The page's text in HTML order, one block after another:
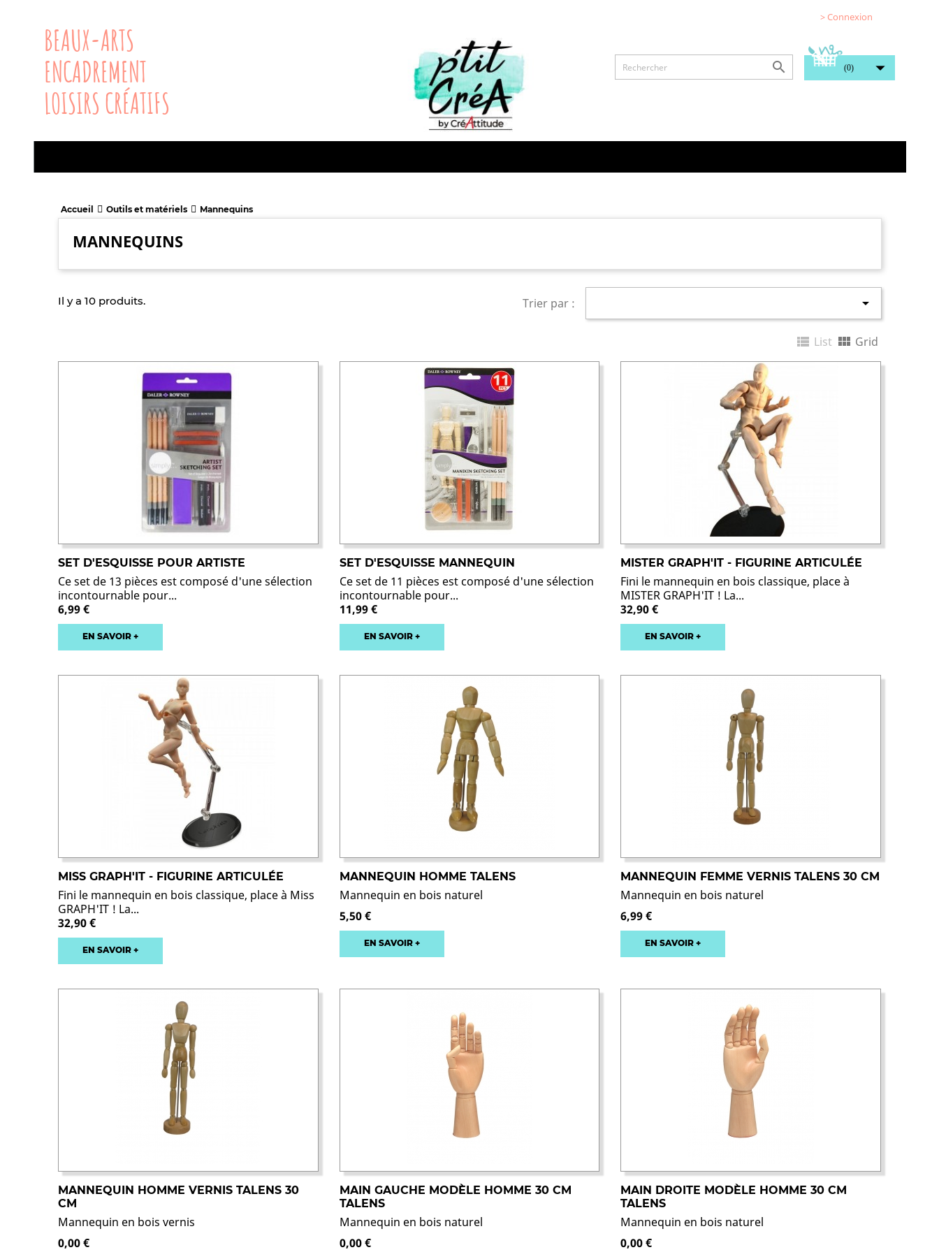
> Connexion
BEAUX-ARTS
ENCADREMENT
LOISIRS CRÉATIFS
 (0) 
Accueil Outils et matériels Mannequins
MANNEQUINS
Il y a 10 produits. Trier par : 
 Grid
 List
SET D'ESQUISSE POUR ARTISTE
Ce set de 13 pièces est composé d'une sélection
incontournable pour...
6,99 €
EN SAVOIR +
SET D'ESQUISSE MANNEQUIN
Ce set de 11 pièces est composé d'une sélection
incontournable pour...
11,99 €
EN SAVOIR +
MISTER GRAPH'IT - FIGURINE ARTICULÉE
Fini le mannequin en bois classique, place à
MISTER GRAPH'IT ! La...
32,90 €
EN SAVOIR +
MISS GRAPH'IT - FIGURINE ARTICULÉE
Fini le mannequin en bois classique, place à Miss
GRAPH'IT ! La...
32,90 €
EN SAVOIR +
MANNEQUIN HOMME TALENS
Mannequin en bois naturel
5,50 €
EN SAVOIR +
MANNEQUIN FEMME VERNIS TALENS 30 CM
Mannequin en bois naturel
6,99 €
EN SAVOIR +
MANNEQUIN HOMME VERNIS TALENS 30
CM
Mannequin en bois vernis
0,00 €
MAIN GAUCHE MODÈLE HOMME 30 CM
TALENS
Mannequin en bois naturel
0,00 €
MAIN DROITE MODÈLE HOMME 30 CM
TALENS
Mannequin en bois naturel
0,00 €